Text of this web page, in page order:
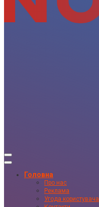
Головна
Про нас
Реклама
Угода користувача